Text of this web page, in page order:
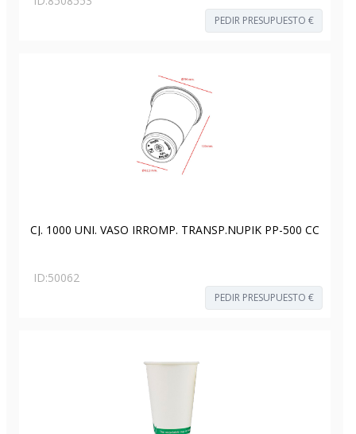
PEDIR PRESUPUESTO €
CJ. 1000 UNI. VASO IRROMP. TRANSP.NUPIK PP-500 CC
ID:50062
PEDIR PRESUPUESTO €